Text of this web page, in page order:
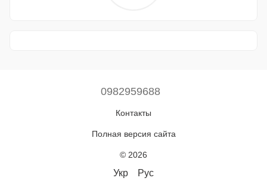
0982959688
Контакты
Полная версия сайта
© 2026
Укр Рус